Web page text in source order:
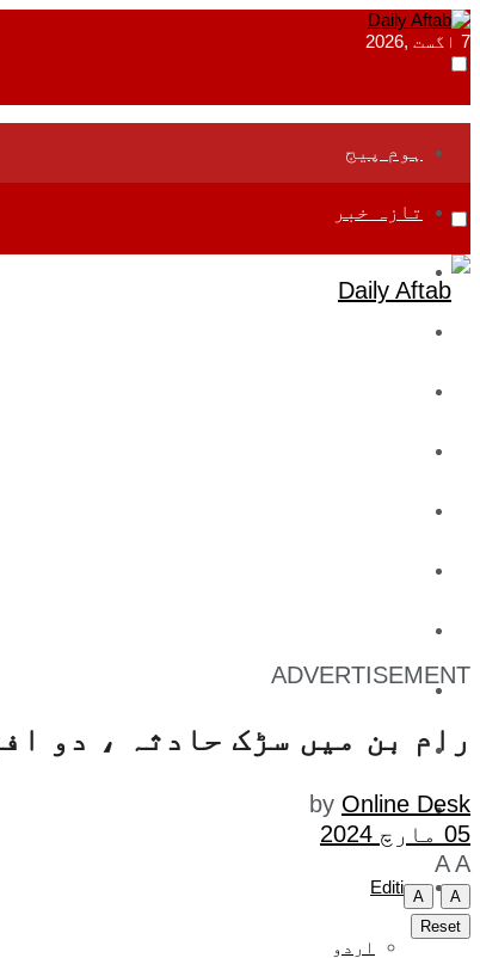
7 اگست ,2026
ہوم پیج
تازہ خبر
تفریح
صحت
آج کا اخبار
Edition
اردو
ADVERTISEMENT
رام بن میں سڑک حادثہ ، دو
by Online Desk
05 مارچ 2024
A A
A
A
Reset